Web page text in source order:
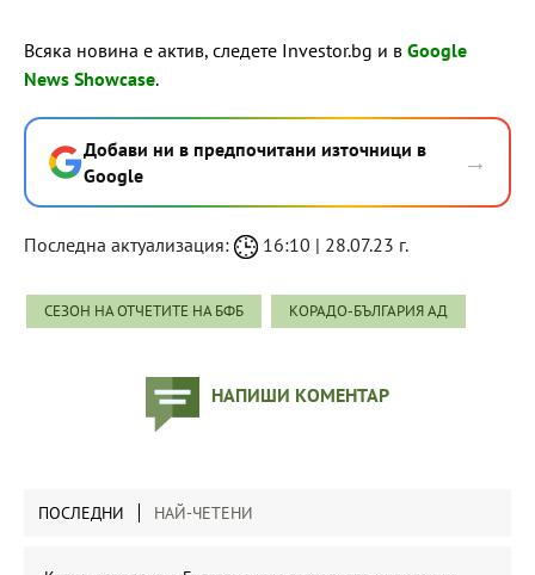
Всяка новина е актив, следете Investor.bg и в Google
News Showcase.
Добави ни в предпочитани източници в
Google
→
Последна актуализация: 16:10 | 28.07.23 г.
СЕЗОН НА ОТЧЕТИТЕ НА БФБ КОРАДО-БЪЛГАРИЯ АД
НАПИШИ КОМЕНТАР
ПОСЛЕДНИ НАЙ-ЧЕТЕНИ